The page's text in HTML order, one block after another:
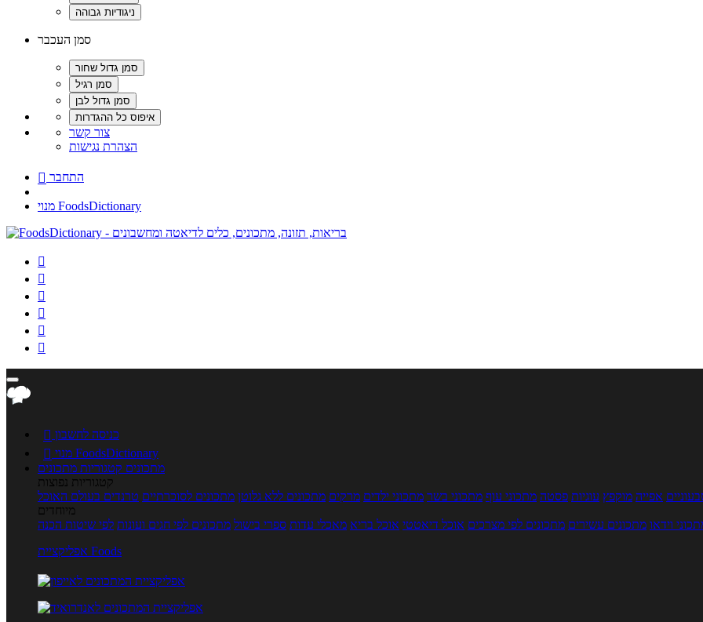
סמן העכבר
צור קשר
הצהרת נגישות
 התחבר
מנוי FoodsDictionary






 כניסה לחשבון

מנוי FoodsDictionary
מתכונים קטגוריות מתכונים
קטגוריות נפוצות
אפייה מוקפץ עוגיות פסטה מתכוני עוף מתכוני בשר מתכוני ילדים מרקים מתכונים ללא גלוטן מתכונים לסוכרתיים טרנדים בעולם האוכל
מיוחדים
וידאו מתכונים עשירים מתכונים לפי מצרכים אוכל דיאטטי אוכל בריא מאכלי עדות ספרי בישול מתכונים לפי חגים ועונות לפי שיטות הכנה
אפליקציית Foods